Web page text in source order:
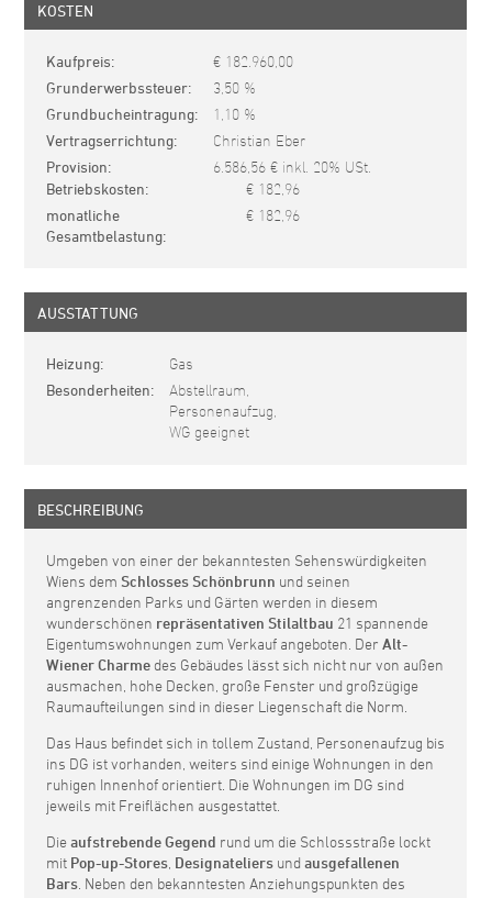
KOSTEN
Kaufpreis € 182.960,00
Grunderwerbssteuer 3,50 %
Grundbucheintragung 1,10 %
Vertragserrichtung Christian Eber
Provision 6.586,56 € inkl. 20% USt.
Betriebskosten € 182,96
monatliche
Gesamtbelastung
€ 182,96
AUSSTATTUNG
Heizung Gas
Besonderheiten
Abstellraum,
Personenaufzug,
WG geeignet
BESCHREIBUNG
Umgeben von einer der bekanntesten Sehenswürdigkeiten
Wiens dem Schlosses Schönbrunn und seinen
angrenzenden Parks und Gärten werden in diesem
wunderschönen repräsentativen Stilaltbau 21 spannende
Eigentumswohnungen zum Verkauf angeboten. Der Alt-
Wiener Charme des Gebäudes lässt sich nicht nur von außen
ausmachen, hohe Decken, große Fenster und großzügige
Raumaufteilungen sind in dieser Liegenschaft die Norm.
Das Haus befindet sich in tollem Zustand, Personenaufzug bis
ins DG ist vorhanden, weiters sind einige Wohnungen in den
ruhigen Innenhof orientiert. Die Wohnungen im DG sind
jeweils mit Freiflächen ausgestattet.
Dieaufstrebende Gegend rund um die Schlossstraße lockt
mit Pop-up-Stores Designateliers und ausgefallenen
Bars . Neben den bekanntesten Anziehungspunkten des